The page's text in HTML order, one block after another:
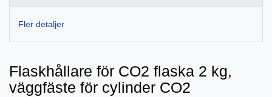
Fler detaljer
Flaskhållare för CO2 flaska 2 kg,
väggfäste för cylinder CO2